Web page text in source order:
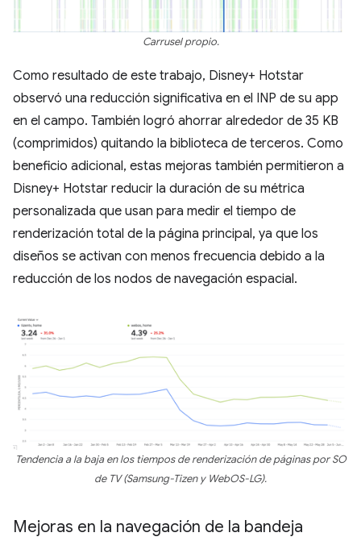
Carrusel propio.
Como resultado de este trabajo, Disney+ Hotstar
observó una reducción significativa en el INP de su app
en el campo. También logró ahorrar alrededor de 35 KB
(comprimidos) quitando la biblioteca de terceros. Como
beneficio adicional, estas mejoras también permitieron a
Disney+ Hotstar reducir la duración de su métrica
personalizada que usan para medir el tiempo de
renderización total de la página principal, ya que los
diseños se activan con menos frecuencia debido a la
reducción de los nodos de navegación espacial.
Tendencia a la baja en los tiempos de renderización de páginas por SO
de TV (Samsung-Tizen y WebOS-LG).
Mejoras en la navegación de la bandeja